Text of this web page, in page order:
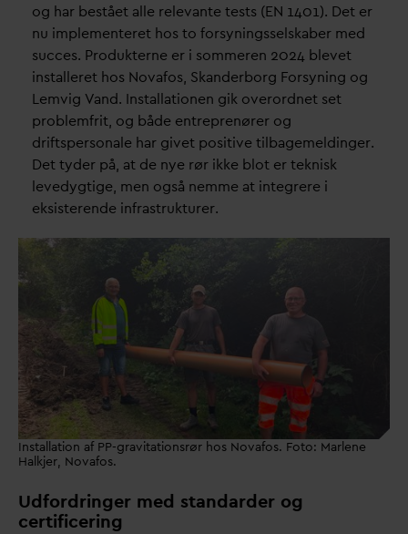
og har bestået alle relevante tests (EN 1401). Det er
nu implementeret hos to forsyningsselskaber med
succes. Produkterne er i sommeren 2024 blevet
installeret hos Novafos, Skanderborg Forsyning og
Lemvig Vand. Installationen gik overordnet set
problemfrit, og både entreprenører og
driftspersonale har givet positive tilbagemeldinger.
Det tyder på, at de nye rør ikke blot er teknisk
levedygtige, men også nemme at integrere i
eksisterende infrastrukturer.
Installation af PP-gravitationsrør hos Novafos. Foto: Marlene
Halkjer, Novafos.
Udfordringer med standarder og
certificering